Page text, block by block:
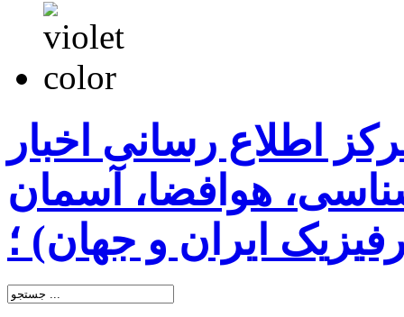
اطلاع رسانی اخبار
هوافضا، آسمان
ایران و جهان) ؛